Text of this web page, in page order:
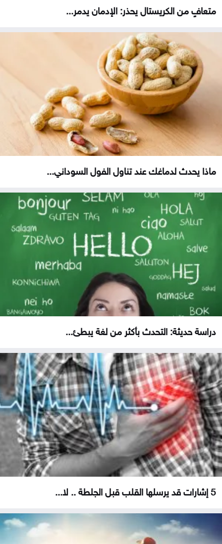
متعافٍ من الكريستال يحذر: الإدمان يدمر...
ماذا يحدث لدماغك عند تناول الفول السوداني...
دراسة حديثة: التحدث بأكثر من لغة يبطئ...
5 إشارات قد يرسلها القلب قبل الجلطة .. لا...